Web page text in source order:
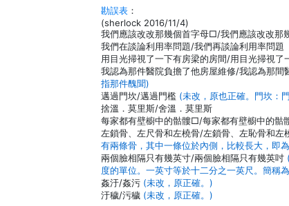
勘誤表 ：
(sherlock 2016/11/4)
我們應該改改那幾個首字母□/我們應該改改那
我們在談論利用率問題/我們再談論利用率問題
用目光掃視了一下有房梁的房間/用目光掃視了
我認為那件醫院負擔了他房屋維修/我認為那間
指那件醜聞)
邁過門坎/邁過門檻 (未改，原也正確。門坎：
捨溫．莫里斯/舍溫．莫里斯
每家都有壁櫥中的骷髏□/每家都有壁櫥中的骷
左鎖骨、左尺骨和左橈骨/左鎖骨、左恥骨和左
有兩條骨，其中一條位於內側，比較長大，即
兩個臉相隔只有幾英寸/兩個臉相隔只有幾英吋
度的單位。一英寸等於十二分之一英尺。簡稱
姦汙/姦污 (未改，原正確。)
汙穢/污穢 (未改，原正確。)